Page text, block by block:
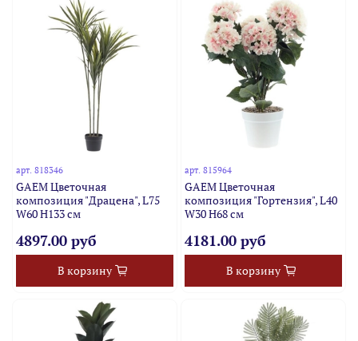
арт.818346
GAEM Цветочная
композиция "Драцена", L75
W60 H133 см
4897.00 руб
В корзину
арт. 815964
GAEM Цветочная
композиция "Гортензия", L40
W30 H68 см
4181.00 руб
В корзину